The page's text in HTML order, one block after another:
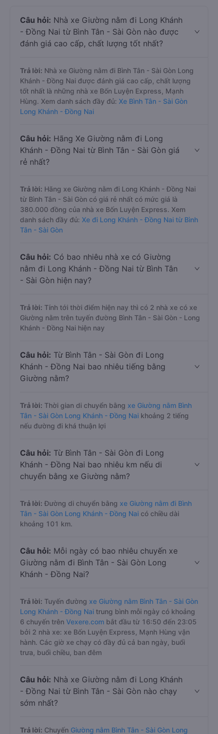
Câu hỏi: Nhà xe Giường nằm đi Long Khánh
- Đồng Nai từ Bình Tân - Sài Gòn nào được
đánh giá cao cấp, chất lượng tốt nhất?
Trả lời: Nhà xe Giường nằm đi Bình Tân - Sài Gòn Long
Khánh - Đồng Nai được đánh giá cao cấp, chất lượng
tốt nhất là những nhà xe Bốn Luyện Express, Mạnh
Hùng. Xem danh sách đầy đủ: Xe Bình Tân - Sài Gòn
Long Khánh - Đồng Nai
Câu hỏi: Hãng Xe Giường nằm đi Long
Khánh - Đồng Nai từ Bình Tân - Sài Gòn giá
rẻ nhất?
Trả lời: Hãng xe Giường nằm đi Long Khánh - Đồng Nai
từ Bình Tân - Sài Gòn có giá rẻ nhất có mức giá là
380.000 đồng của nhà xe Bốn Luyện Express. Xem
danh sách đầy đủ: Xe đi Long Khánh - Đồng Nai từ Bình
Tân - Sài Gòn
Câu hỏi: Có bao nhiêu nhà xe có Giường
nằm đi Long Khánh - Đồng Nai từ Bình Tân
- Sài Gòn hiện nay?
Trả lời: Tính tới thời điểm hiện nay thì có 2 nhà xe có xe
Giường nằm trên tuyến đường Bình Tân - Sài Gòn - Long
Khánh - Đồng Nai hiện nay
Câu hỏi: Từ Bình Tân - Sài Gòn đi Long
Khánh - Đồng Nai bao nhiêu tiếng bằng
Giường nằm?
Trả lời: Thời gian di chuyển bằng xe Giường nằm Bình
Tân - Sài Gòn Long Khánh - Đồng Nai khoảng 2 tiếng
nếu đường đi khá thuận lợi
Câu hỏi: Từ Bình Tân - Sài Gòn đi Long
Khánh - Đồng Nai bao nhiêu km nếu di
chuyển bằng xe Giường nằm?
Trả lời: Đường di chuyển bằng xe Giường nằm đi Bình
Tân - Sài Gòn Long Khánh - Đồng Nai có chiều dài
khoảng 101 km.
Câu hỏi: Mỗi ngày có bao nhiêu chuyến xe
Giường nằm đi Bình Tân - Sài Gòn Long
Khánh - Đồng Nai?
Trả lời: Tuyến đường xe Giường nằm Bình Tân - Sài Gòn
Long Khánh - Đồng Nai trung bình mỗi ngày có khoảng
6 chuyến trên Vexere.com bắt đầu từ 16:50 đến 23:05
bởi 2 nhà xe: xe Bốn Luyện Express, Mạnh Hùng vận
hành. Các giờ xe chạy có đầy đủ cả ban ngày, buổi
trưa, buổi chiều, ban đêm
Câu hỏi: Nhà xe Giường nằm đi Long Khánh
- Đồng Nai từ Bình Tân - Sài Gòn nào chạy
sớm nhất?
Trả lời: Chuyến Giường nằm Bình Tân - Sài Gòn Long